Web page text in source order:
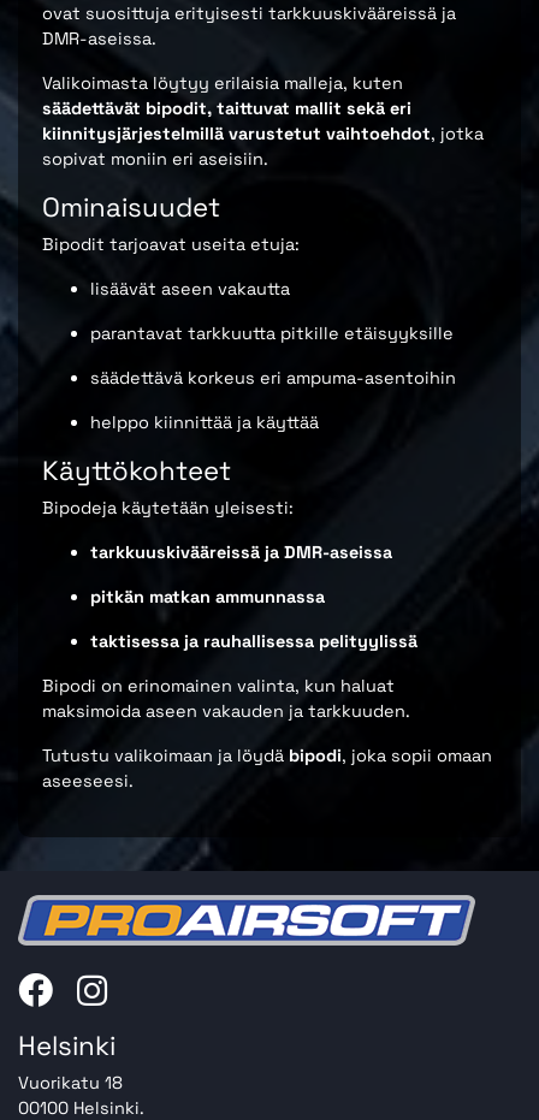
ovat suosittuja erityisesti tarkkuuskivääreissä ja
DMR-aseissa.
Valikoimasta löytyy erilaisia malleja, kuten
säädettävät bipodit, taittuvat mallit sekä eri
kiinnitysjärjestelmillä varustetut vaihtoehdot, jotka
sopivat moniin eri aseisiin.
Ominaisuudet
Bipodit tarjoavat useita etuja:
lisäävät aseen vakautta
parantavat tarkkuutta pitkille etäisyyksille
säädettävä korkeus eri ampuma-asentoihin
helppo kiinnittää ja käyttää
Käyttökohteet
Bipodeja käytetään yleisesti:
tarkkuuskivääreissä ja DMR-aseissa
pitkän matkan ammunnassa
taktisessa ja rauhallisessa pelityylissä
Bipodi on erinomainen valinta, kun haluat
maksimoida aseen vakauden ja tarkkuuden.
Tutustu valikoimaan ja löydä bipodi, joka sopii omaan
aseeseesi.
Helsinki
Vuorikatu 18
00100 Helsinki.